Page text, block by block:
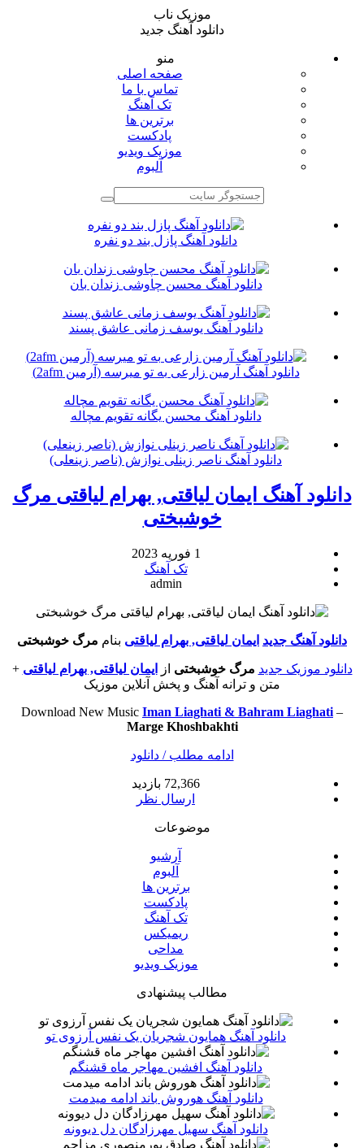
موزیک ناب
دانلود آهنگ جدید
منو
صفحه اصلی
تماس با ما
تک آهنگ
برترین ها
پادکست
موزیک ویدیو
آلبوم
دانلود آهنگ پازل بند دو نفره
دانلود آهنگ محسن چاوشی زندان بان
دانلود آهنگ یوسف زمانی عاشق پسند
دانلود آهنگ آرمین زارعی به تو میرسه (آرمین 2afm)
دانلود آهنگ محسن یگانه تقویم مچاله
دانلود آهنگ ناصر زینلی نوازش (ناصر زینعلی)
دانلود آهنگ ایمان لیاقتی, بهرام لیاقتی مرگ
خوشبختی
1 فوریه 2023
تک آهنگ
admin
دانلود آهنگ جدید ایمان لیاقتی, بهرام لیاقتی بنام مرگ خوشبختی
دانلود موزیک جدید مرگ خوشبختی از ایمان لیاقتی, بهرام لیاقتی +
متن و ترانه آهنگ و پخش آنلاین موزیک
Download New Music Iman Liaghati & Bahram Liaghati –
Marge Khoshbakhti
ادامه مطلب / دانلود
72,366 بازدید
ارسال نظر
موضوعات
آرشیو
آلبوم
برترین ها
پادکست
تک آهنگ
ریمیکس
مداحی
موزیک ویدیو
مطالب پیشنهادی
دانلود آهنگ همایون شجریان یک نفس آرزوی تو
دانلود آهنگ افشین مهاجر ماه قشنگم
دانلود آهنگ هوروش باند ادامه میدمت
دانلود آهنگ سهیل مهرزادگان دل دیوونه